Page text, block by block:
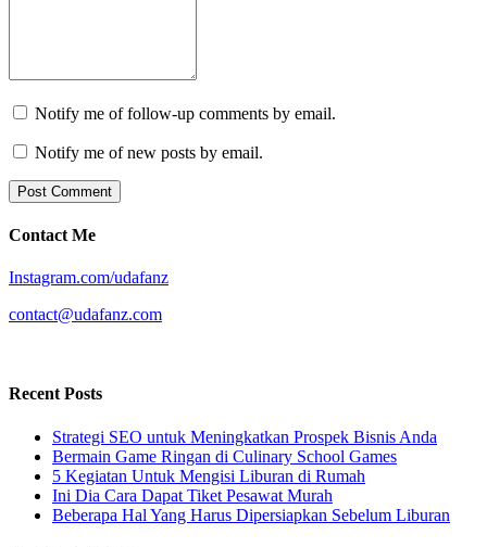
Notify me of follow-up comments by email.
Notify me of new posts by email.
Contact Me
Instagram.com/udafanz
contact@udafanz.com
Recent Posts
Strategi SEO untuk Meningkatkan Prospek Bisnis Anda
Bermain Game Ringan di Culinary School Games
5 Kegiatan Untuk Mengisi Liburan di Rumah
Ini Dia Cara Dapat Tiket Pesawat Murah
Beberapa Hal Yang Harus Dipersiapkan Sebelum Liburan